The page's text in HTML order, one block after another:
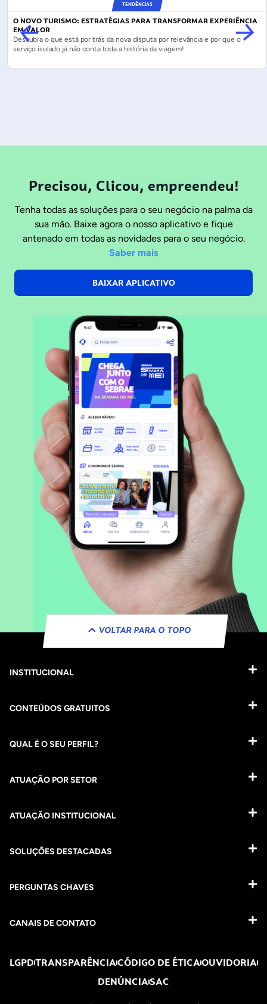
TENDÊNCIAS
O NOVO TURISMO: ESTRATÉGIAS PARA TRANSFORMAR EXPERIÊNCIA
EM VALOR
Descubra o que está por trás da nova disputa por relevância e por que o
serviço isolado já não conta toda a história da viagem!
Precisou, Clicou, empreendeu!
Tenha todas as soluções para o seu negócio na palma da
sua mão. Baixe agora o nosso aplicativo e fique
antenado em todas as novidades para o seu negócio.
Saber mais
BAIXAR APLICATIVO
VOLTAR PARA O TOPO
INSTITUCIONAL
CONTEÚDOS GRATUITOS
QUAL É O SEU PERFIL?
ATUAÇÃO POR SETOR
ATUAÇÃO INSTITUCIONAL
SOLUÇÕES DESTACADAS
PERGUNTAS CHAVES​
CANAIS DE CONTATO
LGPDTRANSPARÊNCIACÓDIGO DE ÉTICAOUVIDORIA
DENÚNCIASAC